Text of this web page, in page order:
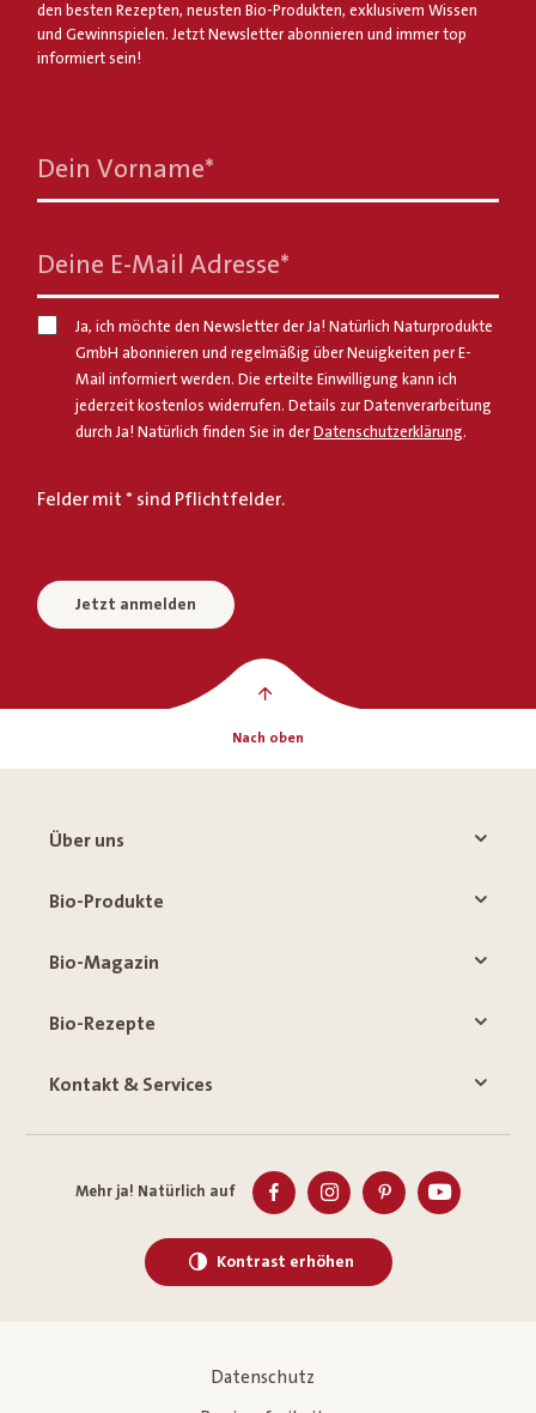
den besten Rezepten, neusten Bio-Produkten, exklusivem Wissen
und Gewinnspielen. Jetzt Newsletter abonnieren und immer top
informiert sein!
Dein Vorname*
Deine E-Mail Adresse*
Ja, ich möchte den Newsletter der Ja! Natürlich Naturprodukte
GmbH abonnieren und regelmäßig über Neuigkeiten per E-
Mail informiert werden. Die erteilte Einwilligung kann ich
jederzeit kostenlos widerrufen. Details zur Datenverarbeitung
durch Ja! Natürlich finden Sie in derDatenschutzerklärung.
Felder mit * sind Pflichtfelder.
Jetzt anmelden
Nach oben
Über uns
Bio-Produkte
Bio-Magazin
Bio-Rezepte
Kontakt & Services
Mehr ja! Natürlich auf
Kontrast erhöhen
Datenschutz